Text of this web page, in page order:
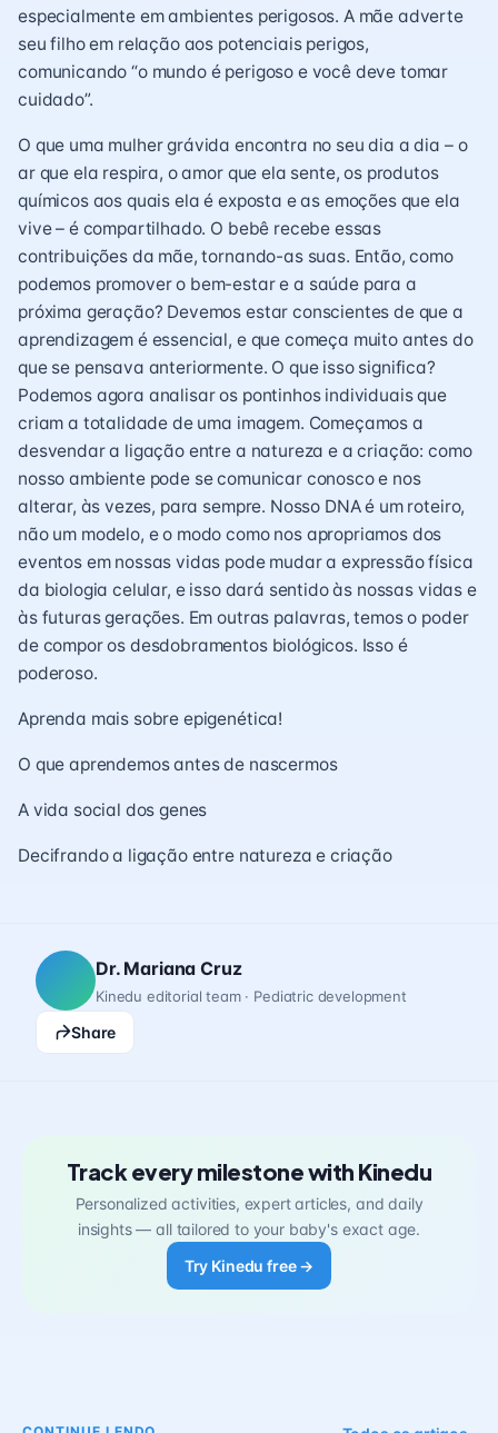
especialmente em ambientes perigosos. A mãe adverte
seu filho em relação aos potenciais perigos,
comunicando “o mundo é perigoso e você deve tomar
cuidado”.
O que uma mulher grávida encontra no seu dia a dia – o
ar que ela respira, o amor que ela sente, os produtos
químicos aos quais ela é exposta e as emoções que ela
vive – é compartilhado. O bebê recebe essas
contribuições da mãe, tornando-as suas. Então, como
podemos promover o bem-estar e a saúde para a
próxima geração? Devemos estar conscientes de que a
aprendizagem é essencial, e que começa muito antes do
que se pensava anteriormente. O que isso significa?
Podemos agora analisar os pontinhos individuais que
criam a totalidade de uma imagem. Começamos a
desvendar a ligação entre a natureza e a criação: como
nosso ambiente pode se comunicar conosco e nos
alterar, às vezes, para sempre. Nosso DNA é um roteiro,
não um modelo, e o modo como nos apropriamos dos
eventos em nossas vidas pode mudar a expressão física
da biologia celular, e isso dará sentido às nossas vidas e
às futuras gerações. Em outras palavras, temos o poder
de compor os desdobramentos biológicos. Isso é
poderoso.
Aprenda mais sobre epigenética!
O que aprendemos antes de nascermos
A vida social dos genes
Decifrando a ligação entre natureza e criação
Dr. Mariana Cruz
Kinedu editorial team · Pediatric development
Share
Track every milestone with Kinedu
Personalized activities, expert articles, and daily
insights — all tailored to your baby's exact age.
Try Kinedu free →